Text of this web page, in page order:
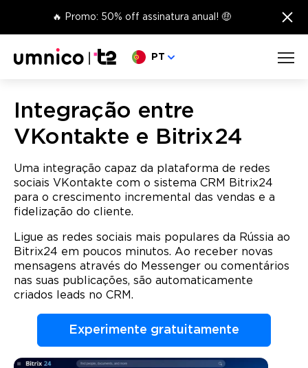
🔥 Promo: 50% off assinatura anual! 🤑 ×
Escolha o seu idioma
PT
Integração entre
VKontakte e Bitrix24
Uma integração capaz da plataforma de redes
sociais VKontakte com o sistema CRM Bitrix24
para o crescimento incremental das vendas e a
fidelização do cliente.
Ligue as redes sociais mais populares da Rússia ao
Bitrix24 em poucos minutos. Ao receber novas
mensagens através do Messenger ou comentários
nas suas publicações, são automaticamente
criados leads no CRM.
Experimente gratuitamente